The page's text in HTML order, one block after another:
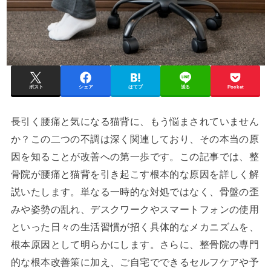
ポスト シェア はてブ 送る Pocket
長引く腰痛と気になる猫背に、もう悩まされていません
か？この二つの不調は深く関連しており、その本当の原
因を知ることが改善への第一歩です。この記事では、整
骨院が腰痛と猫背を引き起こす根本的な原因を詳しく解
説いたします。単なる一時的な対処ではなく、骨盤の歪
みや姿勢の乱れ、デスクワークやスマートフォンの使用
といった日々の生活習慣が招く具体的なメカニズムを、
根本原因として明らかにします。さらに、整骨院の専門
的な根本改善策に加え、ご自宅でできるセルフケアや予